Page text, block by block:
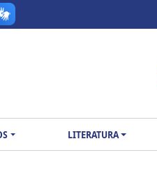
LITERATURA